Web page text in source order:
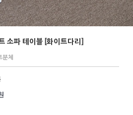
소파 테이블 [화이트다리]
체